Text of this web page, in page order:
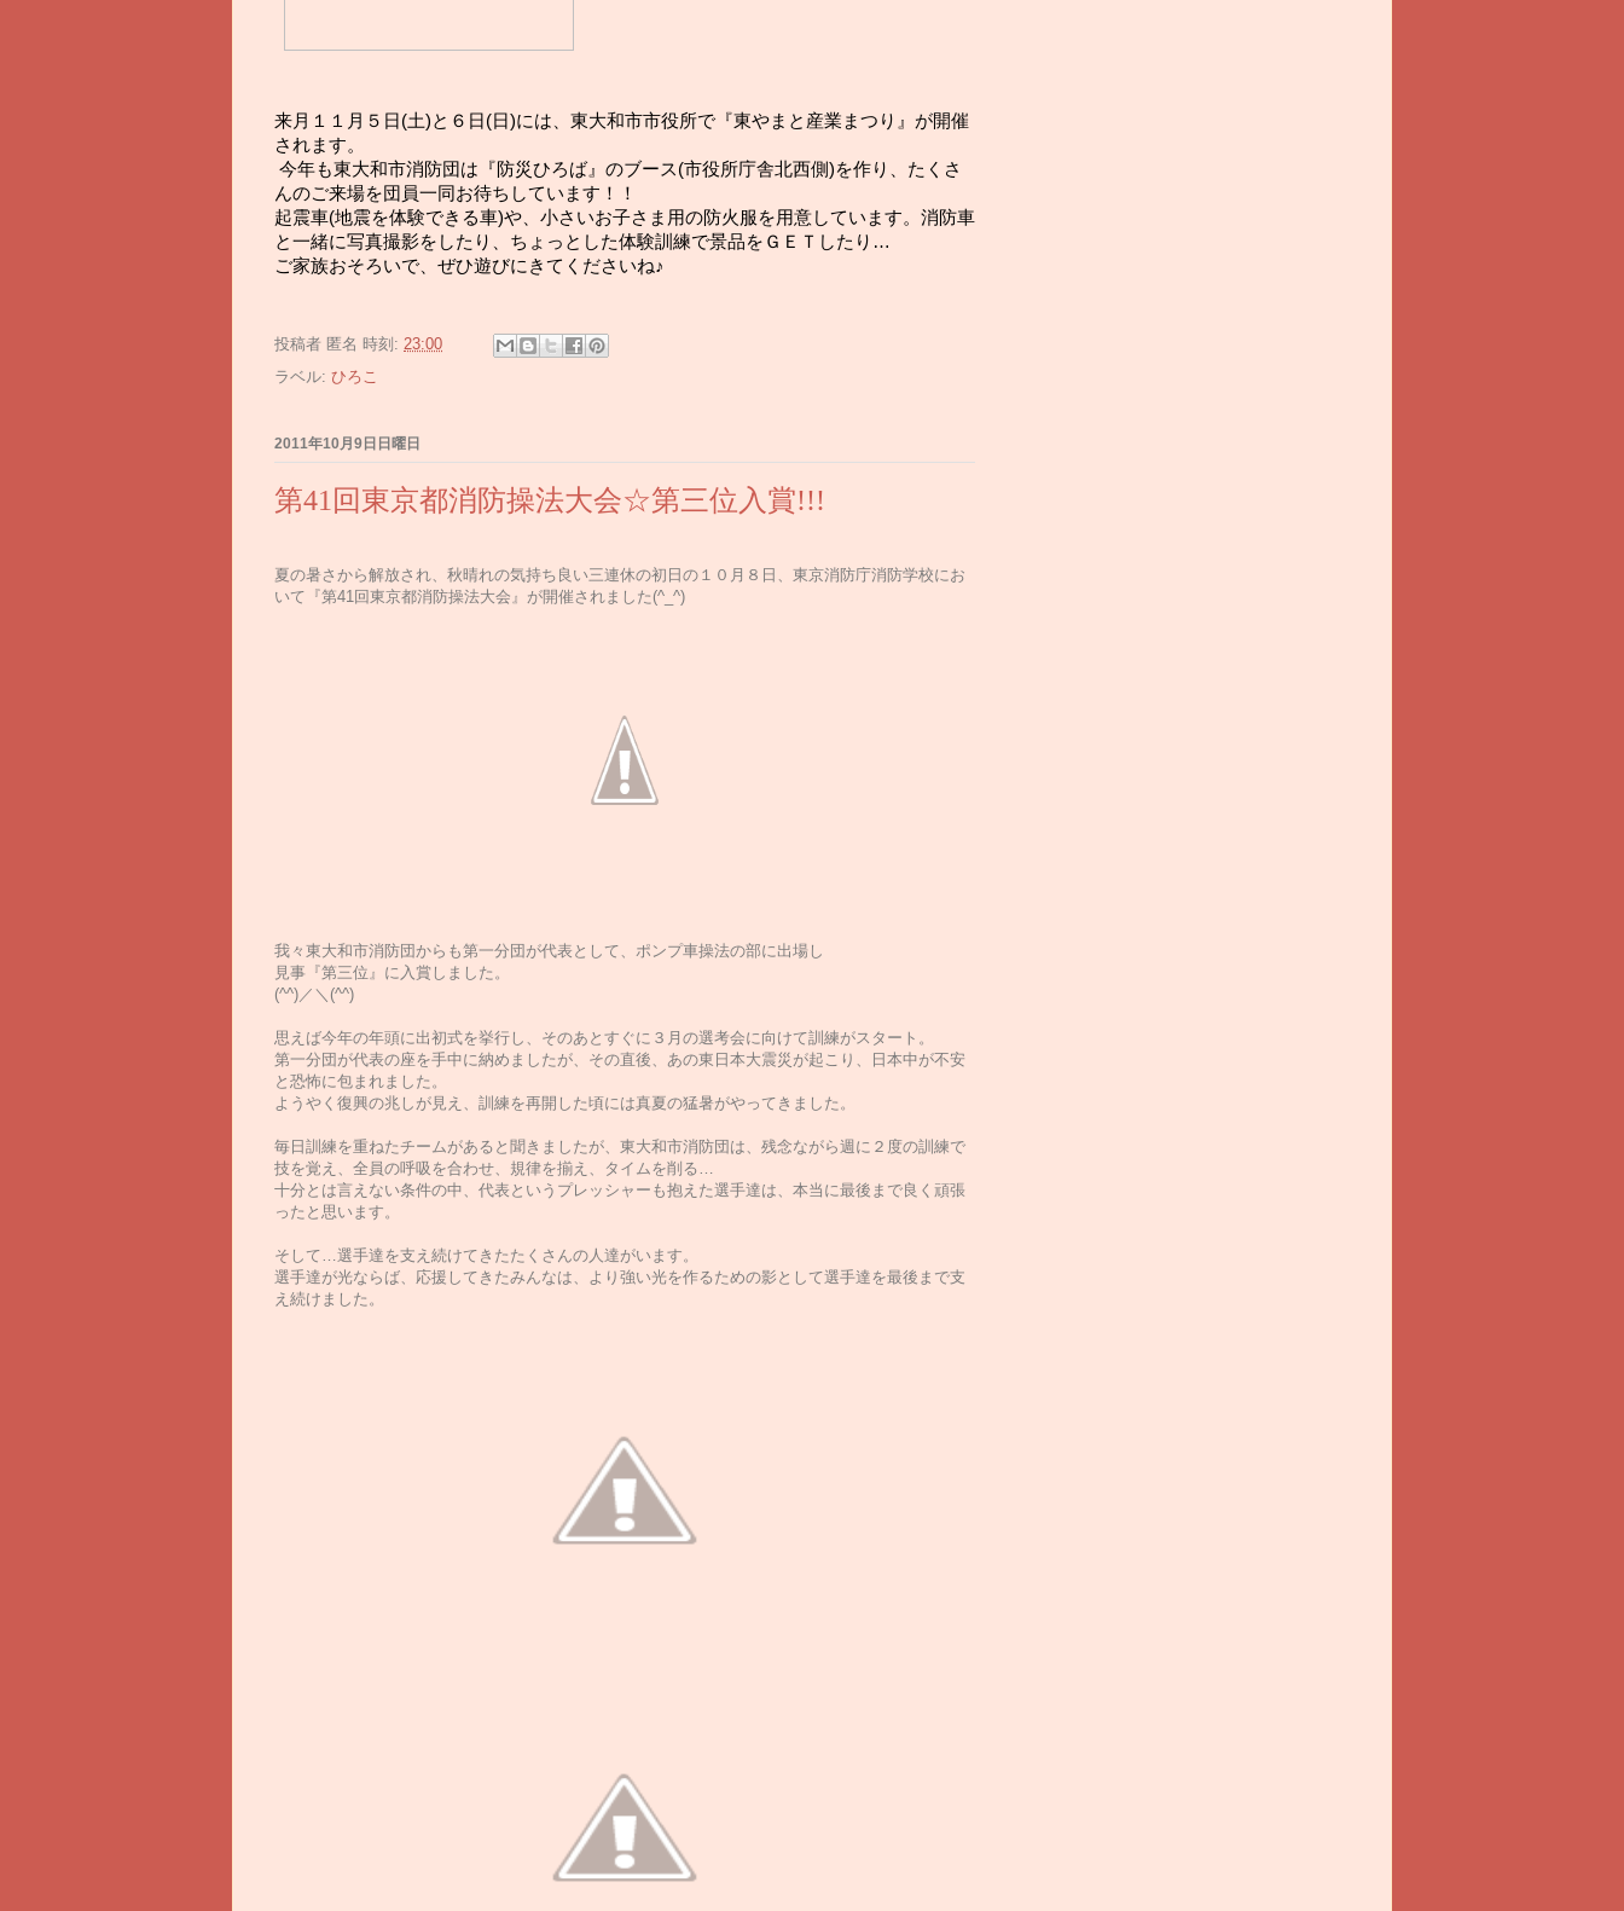
来月１１月５日(土)と６日(日)には、東大和市市役所で『東やまと産業まつり』が開催
されます。
んのご来場を団員一同お待ちしています！！
起震車(地震を体験できる車)や、小さいお子さま用の防火服を用意しています。消防車
と一緒に写真撮影をしたり、ちょっとした体験訓練で景品をＧＥＴしたり…
ご家族おそろいで、ぜひ遊びにきてくださいね♪
投稿者 匿名 時刻: 23:00
ラベル: ひろこ
2011年10月9日日曜日
第41回東京都消防操法大会☆第三位入賞!!!
夏の暑さから解放され、秋晴れの気持ち良い三連休の初日の１０月８日、東京消防庁消防学校にお
いて『第41回東京都消防操法大会』が開催されました(^_^)
我々東大和市消防団からも第一分団が代表として、ポンプ車操法の部に出場し
見事『第三位』に入賞しました。
(^^)／＼(^^)
思えば今年の年頭に出初式を挙行し、そのあとすぐに３月の選考会に向けて訓練がスタート。
第一分団が代表の座を手中に納めましたが、その直後、あの東日本大震災が起こり、日本中が不安
と恐怖に包まれました。
ようやく復興の兆しが見え、訓練を再開した頃には真夏の猛暑がやってきました。
毎日訓練を重ねたチームがあると聞きましたが、東大和市消防団は、残念ながら週に２度の訓練で
技を覚え、全員の呼吸を合わせ、規律を揃え、タイムを削る…
十分とは言えない条件の中、代表というプレッシャーも抱えた選手達は、本当に最後まで良く頑張
ったと思います。
そして…選手達を支え続けてきたたくさんの人達がいます。
選手達が光ならば、応援してきたみんなは、より強い光を作るための影として選手達を最後まで支
え続けました。